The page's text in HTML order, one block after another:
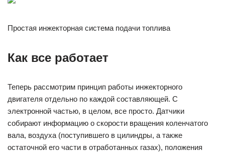
Простая инжекторная система подачи топлива
Как все работает
Теперь рассмотрим принцип работы инжекторного
двигателя отдельно по каждой составляющей. С
электронной частью, в целом, все просто. Датчики
собирают информацию о скорости вращения коленчатого
вала, воздуха (поступившего в цилиндры, а также
остаточной его части в отработанных газах), положения